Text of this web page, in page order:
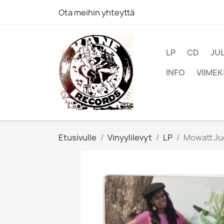
Ota meihin yhteyttä
LP CD
INFO
Etusivulle Vinyylilevyt LP Mowatt